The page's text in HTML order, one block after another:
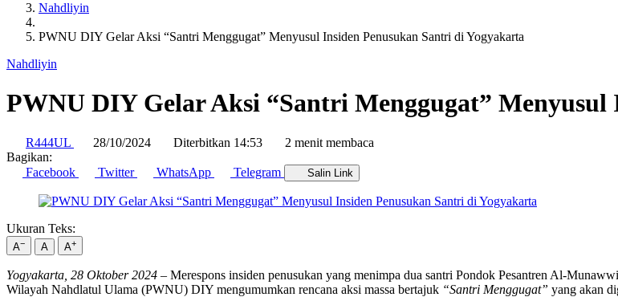
Nahdliyin
PWNU DIY Gelar Aksi “Santri Menggugat” Menyusul Insiden Penusukan Santri di Yogyakarta
Nahdliyin
PWNU DIY Gelar Aksi “Santri Menggugat”
R444UL 28/10/2024 Diterbitkan 14:53
2 menit membaca
Bagikan:
Facebook
Twitter WhatsApp Telegram Salin Link
Ukuran Teks:
A− A A+
Yogyakarta, 28 Oktober 2024 – Merespons insiden penusukan yang menimpa dua santri Pondok Pesantren Al-
Wilayah Nahdlatul Ulama (PWNU) DIY mengumumkan rencana aksi massa bertajuk “Santri Menggugat” yang akan